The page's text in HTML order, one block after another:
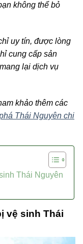
không thể bỏ
uy tín, được lòng
cung cấp sản
lại dịch vụ
khảo thêm các
Thái Nguyên chi
Thái Nguyên
vệ sinh Thái